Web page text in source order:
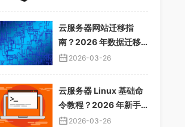
云服务器网站迁移指
南？2026 年数据迁移
教程，无缝切换服务器
2026-03-26
云服务器 Linux 基础命
令教程？2026 年新手
入门指南，常用命令大
2026-03-26